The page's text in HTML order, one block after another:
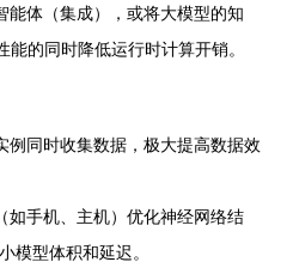
能体（集成），或将大模型的知
能的同时降低运行时计算开销。
例同时收集数据，极大提高数据效
如手机、主机）优化神经网络结
模型体积和延迟。